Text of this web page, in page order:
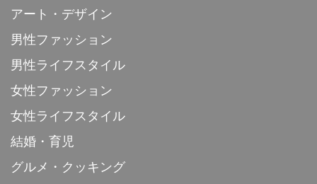
アート・デザイン
男性ファッション
男性ライフスタイル
女性ファッション
女性ライフスタイル
結婚・育児
グルメ・クッキング